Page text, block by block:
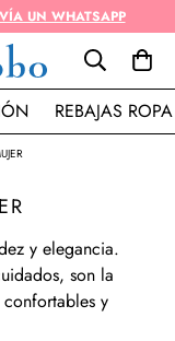
UN WHATSAPP
REBAJAS ROPA
y elegancia.
son la
y